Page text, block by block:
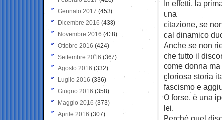
In effetti, la
una
citazione, se
dal dinamico
Anche se non
che tutto il
come donna ma
gloriosa storia
fascismo e
O forse, è una
lei.
Perché quel
Gennaio 2017 (453)
Dicembre 2016 (438)
Novembre 2016 (438)
Ottobre 2016 (424)
Settembre 2016 (367)
Agosto 2016 (332)
Luglio 2016 (336)
Giugno 2016 (358)
Maggio 2016 (373)
Aprile 2016 (307)